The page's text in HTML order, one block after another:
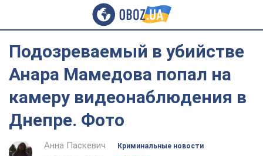
Подозреваемый в убийстве
Анара Мамедова попал на
камеру видеонаблюдения в
Днепре. Фото
Анна Паскевич
Криминальные новости